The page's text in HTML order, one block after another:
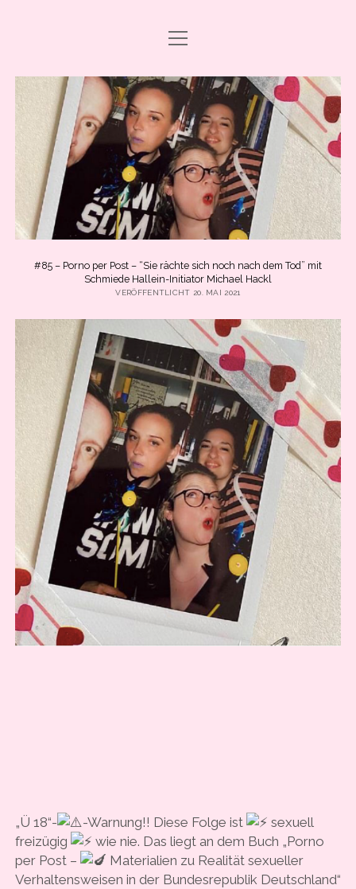
DRAMA CARBONARA, BABY!
ABO & SUPPORT
PODCAST FOLGEN
SHOP
ÜBER UNS
PRESSE
INFO Menü
öffnen
ANLEITUNG ZUM PODCAST-HÖREN
COOKIE-RICHTLINIE (EU)
facebookinstagramyoutube
emailspotify
Menü
öffnen
#85 – Porno per Post – “Sie rächte sich noch nach dem Tod” mit
Schmiede Hallein-Initiator Michael Hackl
VERÖFFENTLICHT 20. MAI 2021
„Ü 18“- -Warnung!! Diese Folge ist
sexuell
freizügig
wie nie. Das liegt an dem Buch „Porno
per Post –
Materialien zu Realität sexueller
Verhaltensweisen in der Bundesrepublik Deutschland“